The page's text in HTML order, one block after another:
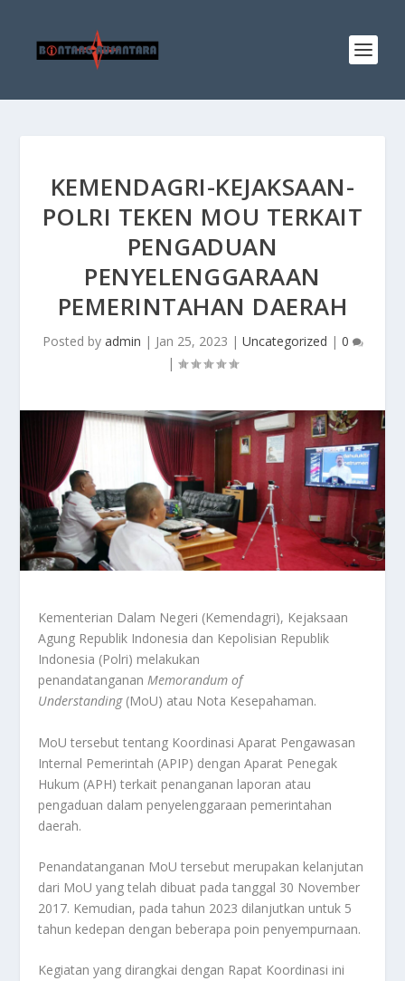
KEMENDAGRI-KEJAKSAAN-
POLRI TEKEN MOU TERKAIT
PENGADUAN
PENYELENGGARAAN
PEMERINTAHAN DAERAH
Posted by admin | Jan 25, 2023 | Uncategorized | 0
|
Kementerian Dalam Negeri (Kemendagri), Kejaksaan
Agung Republik Indonesia dan Kepolisian Republik
Indonesia (Polri) melakukan
penandatangananMemorandum of
Understanding(MoU) atau Nota Kesepahaman.
MoU tersebut tentang Koordinasi Aparat Pengawasan
Internal Pemerintah (APIP) dengan Aparat Penegak
Hukum (APH) terkait penanganan laporan atau
pengaduan dalam penyelenggaraan pemerintahan
daerah.
Penandatanganan MoU tersebut merupakan kelanjutan
dari MoU yang telah dibuat pada tanggal 30 November
2017. Kemudian, pada tahun 2023 dilanjutkan untuk 5
tahun kedepan dengan beberapa poin penyempurnaan.
Kegiatan yang dirangkai dengan Rapat Koordinasi ini